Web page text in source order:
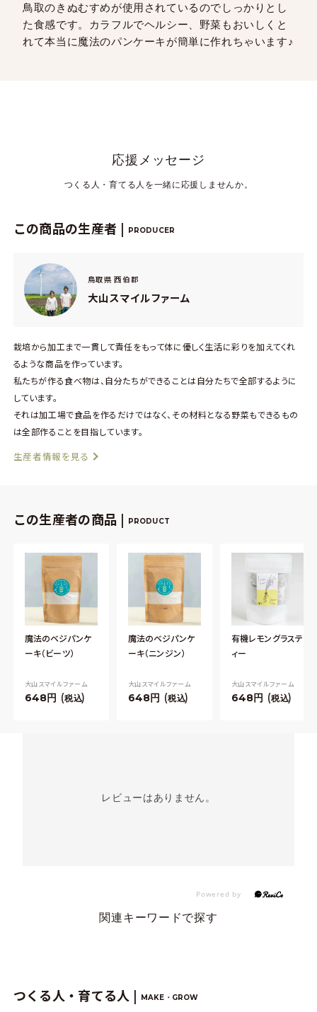
鳥取のきぬむすめが使用されているのでしっかりとし
た食感です。カラフルでヘルシー、野菜もおいしくと
れて本当に魔法のパンケーキが簡単に作れちゃいます♪
応援メッセージ
つくる人・育てる人を一緒に応援しませんか。
この商品の生産者 | PRODUCER
鳥取県 西伯郡
大山スマイルファーム
栽培から加工まで一貫して責任をもって体に優しく生活に彩りを加えてくれ
るような商品を作っています。
私たちが作る食べ物は、自分たちができることは自分たちで全部するように
しています。
それは加工場で食品を作るだけではなく、その材料となる野菜もできるもの
は全部作ることを目指しています。
生産者情報を見る
この生産者の商品 | PRODUCT
魔法のベジパンケ
ーキ（ビーツ）
大山スマイルファーム
648 税込
魔法のベジパンケ
ーキ（ニンジン）
大山スマイルファーム
648 税込
有機レモングラステ
ィー
大山スマイルファーム
648 税込
レビューはありません。
関連キーワードで探す
つくる人・育てる人 | MAKE・GROW